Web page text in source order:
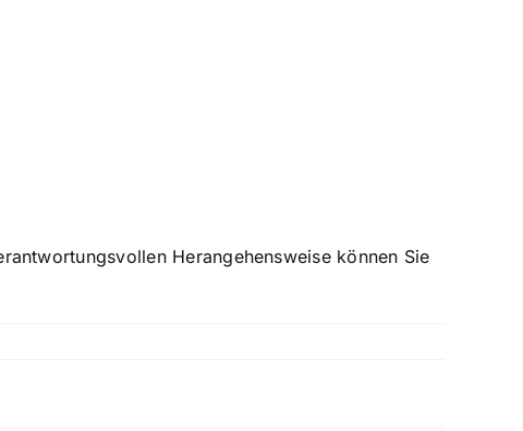
Herangehensweise können Sie